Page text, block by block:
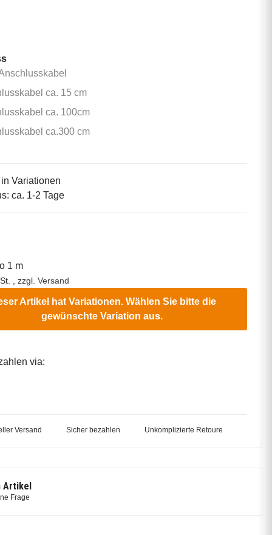
ca. 15 cmAnschlusskabel ca. 15 cm
ca. 100cmAnschlusskabel ca. 100cm
ca.300 cmAnschlusskabel ca.300 cm
Variationen
ca. 1-2 Tage
1 m
, zzgl. Versand
Artikel hat Variationen. Wählen Sie bitte die
gewünschte Variation aus.
via:
Versand Sicher bezahlen Unkomplizierte Retoure
Artikel
Frage